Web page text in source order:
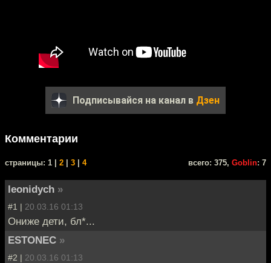
Подписывайся на канал в Дзен
Комментарии
cтраницы: 1 | 2 3 4 всего: 375, Goblin: 7
leonidych »
#1 | 20.03.16 01:13
Ониже дети, бл*...
ESTONEC »
#2 | 20.03.16 01:13